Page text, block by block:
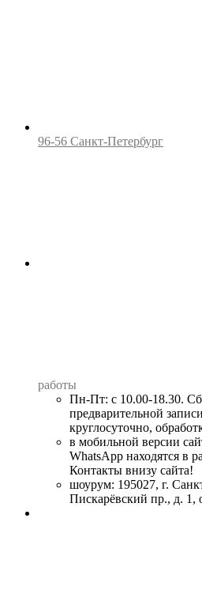
96-56 Санкт-Петербург
работы
Пн-Пт: с 10.00-18.30.
предварительной
круглосуточно,
в мобильной версии
WhatsApp находятся в
Контакты внизу сайта!
шоурум: 195027, г.
Пискарёвский пр., д. 1,